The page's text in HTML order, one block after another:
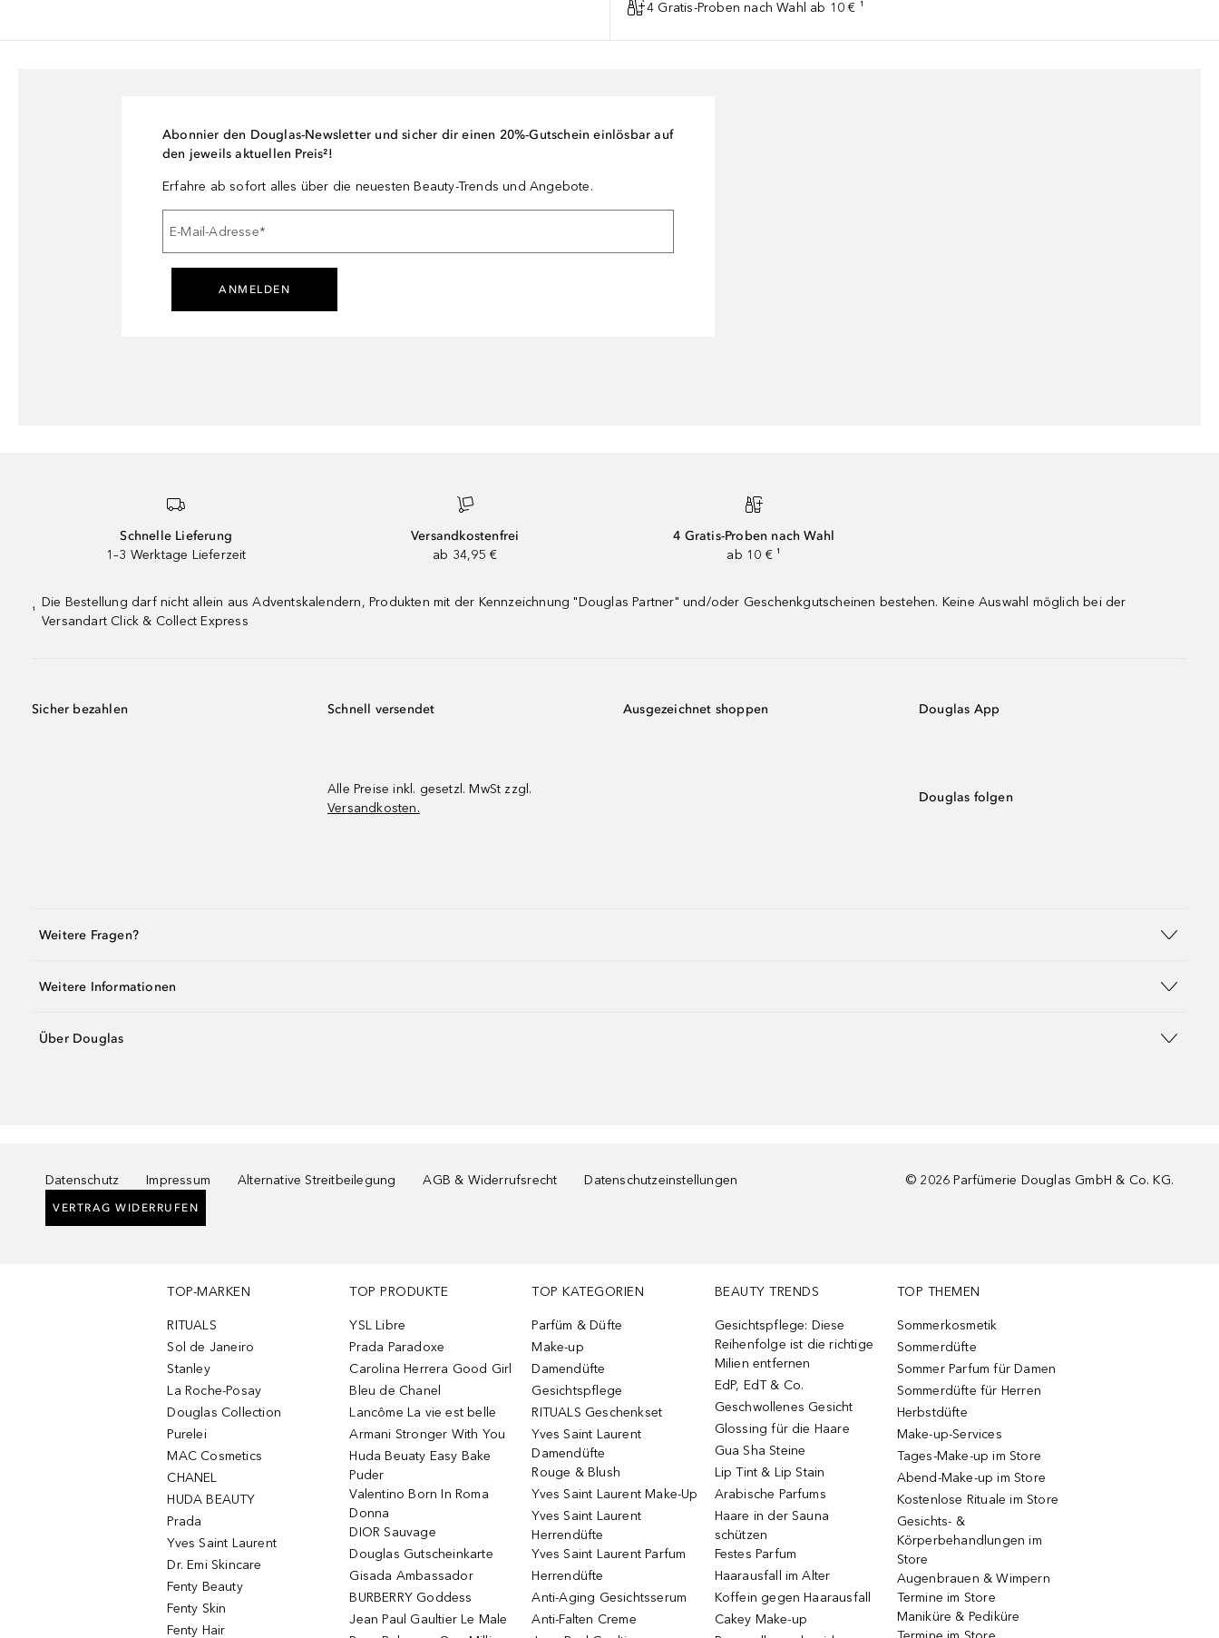
4 Gratis-Proben nach Wahl ab 10 € ¹
Abonnier den Douglas-Newsletter und sicher dir einen 20%-Gutschein einlösbar auf
den jeweils aktuellen Preis²!
Erfahre ab sofort alles über die neuesten Beauty-Trends und Angebote.
E-Mail-Adresse*
ANMELDEN
Schnelle Lieferung
1–3 Werktage Lieferzeit
Versandkostenfrei
ab 34,95 €
4 Gratis-Proben nach Wahl
ab 10 € ¹
¹
Die Bestellung darf nicht allein aus Adventskalendern, Produkten mit der Kennzeichnung "Douglas Partner" und/oder Geschenkgutscheinen bestehen. Keine Auswahl möglich bei der
Versandart Click & Collect Express
Sicher bezahlen Schnell versendet
Alle Preise inkl. gesetzl. MwSt zzgl.
Versandkosten.
Ausgezeichnet shoppen Douglas App
Douglas folgen
Weitere Fragen?
Weitere Informationen
Über Douglas
Datenschutz Impressum Alternative Streitbeilegung AGB & Widerrufsrecht Datenschutzeinstellungen
VERTRAG WIDERRUFEN
© 2026 Parfümerie Douglas GmbH & Co. KG.
TOP-MARKEN
RITUALS
Sol de Janeiro
Stanley
La Roche-Posay
Douglas Collection
Purelei
MAC Cosmetics
CHANEL
HUDA BEAUTY
Prada
Yves Saint Laurent
Dr. Emi Skincare
Fenty Beauty
Fenty Skin
Fenty Hair
TOP PRODUKTE
YSL Libre
Prada Paradoxe
Carolina Herrera Good Girl
Bleu de Chanel
Lancôme La vie est belle
Armani Stronger With You
Huda Beuaty Easy Bake
Puder
Valentino Born In Roma
Donna
DIOR Sauvage
Douglas Gutscheinkarte
Gisada Ambassador
BURBERRY Goddess
Jean Paul Gaultier Le Male
TOP KATEGORIEN
Parfüm & Düfte
Make-up
Damendüfte
Gesichtspflege
RITUALS Geschenkset
Yves Saint Laurent
Damendüfte
Rouge & Blush
Yves Saint Laurent Make-Up
Yves Saint Laurent
Herrendüfte
Yves Saint Laurent Parfum
Herrendüfte
Anti-Aging Gesichtsserum
Anti-Falten Creme
BEAUTY TRENDS
Gesichtspflege: Diese
Reihenfolge ist die richtige
Milien entfernen
EdP, EdT & Co.
Geschwollenes Gesicht
Glossing für die Haare
Gua Sha Steine
Lip Tint & Lip Stain
Arabische Parfums
Haare in der Sauna
schützen
Festes Parfum
Haarausfall im Alter
Koffein gegen Haarausfall
Cakey Make-up
TOP THEMEN
Sommerkosmetik
Sommerdüfte
Sommer Parfum für Damen
Sommerdüfte für Herren
Herbstdüfte
Make-up-Services
Tages-Make-up im Store
Abend-Make-up im Store
Kostenlose Rituale im Store
Gesichts- &
Körperbehandlungen im
Store
Augenbrauen & Wimpern
Termine im Store
Maniküre & Pediküre